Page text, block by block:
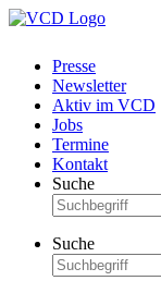
Presse
Newsletter
Aktiv im VCD
Jobs
Termine
Kontakt
Suche
Suche